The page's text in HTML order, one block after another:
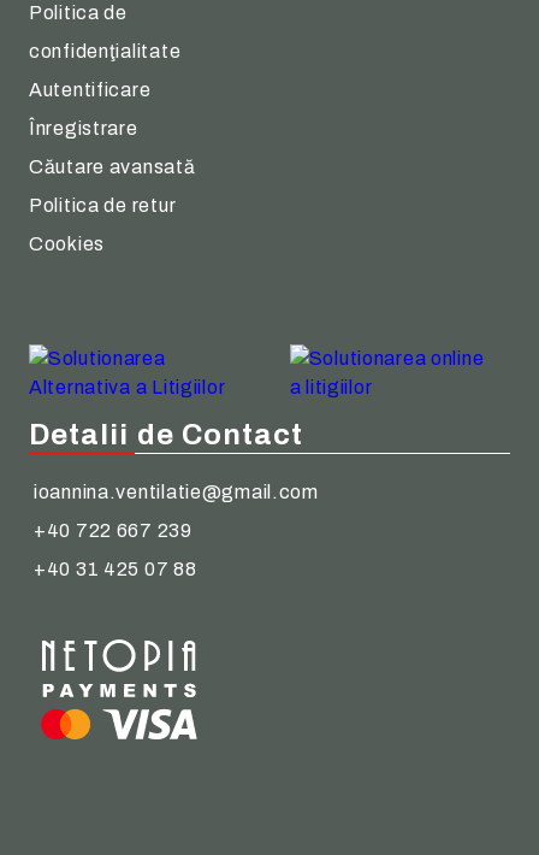
Politica de
confidenţialitate
Autentificare
Înregistrare
Căutare avansată
Politica de retur
Cookies
Detalii de Contact
ioannina.ventilatie@gmail.com
+40 722 667 239
+40 31 425 07 88